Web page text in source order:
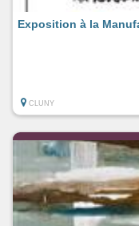
Exposition à la
CLUNY